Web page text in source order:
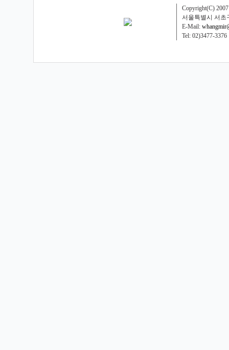
Copyright(C)
서울특별시 서초
E-Mail:
Tel: 02)3477-